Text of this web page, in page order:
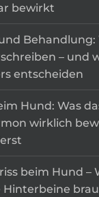
bewirkt
Behandlung:
– und
entscheiden
Hund: Was
wirklich
beim Hund –
Hinterbeine